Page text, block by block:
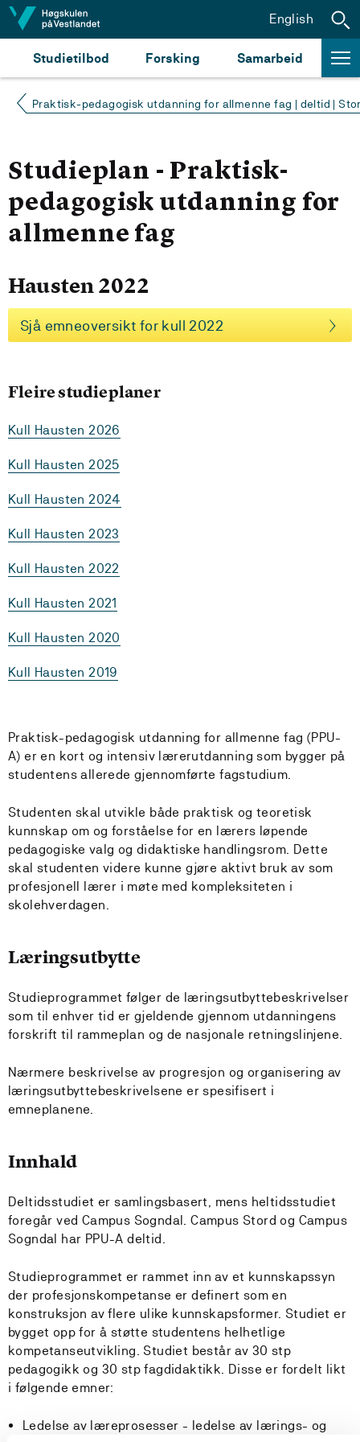
Hopp til innhald
Studietilbod Forsking Samarbeid
English
Praktisk-pedagogisk utdanning for allmenne fag | deltid |
Studieplan - Praktisk-
pedagogisk utdanning for
allmenne fag
Hausten 2022
Sjå emneoversikt for kull 2022
Fleire studieplaner
Kull Hausten 2026
Kull Hausten 2025
Kull Hausten 2024
Kull Hausten 2023
Kull Hausten 2022
Kull Hausten 2021
Kull Hausten 2020
Kull Hausten 2019
Praktisk-pedagogisk utdanning for allmenne fag (PPU-
A) er en kort og intensiv lærerutdanning som bygger på
studentens allerede gjennomførte fagstudium.
Studenten skal utvikle både praktisk og teoretisk
kunnskap om og forståelse for en lærers løpende
pedagogiske valg og didaktiske handlingsrom. Dette
skal studenten videre kunne gjøre aktivt bruk av som
profesjonell lærer i møte med kompleksiteten i
skolehverdagen.
Læringsutbytte
Studieprogrammet følger de læringsutbyttebeskrivelser
som til enhver tid er gjeldende gjennom utdanningens
forskrift til rammeplan og de nasjonale retningslinjene.
Nærmere beskrivelse av progresjon og organisering av
læringsutbyttebeskrivelsene er spesifisert i
emneplanene.
Innhald
Deltidsstudiet er samlingsbasert, mens heltidsstudiet
foregår ved Campus Sogndal. Campus Stord og Campus
Sogndal har PPU-A deltid.
Studieprogrammet er rammet inn av et kunnskapssyn
der profesjonskompetanse er definert som en
konstruksjon av flere ulike kunnskapsformer. Studiet er
bygget opp for å støtte studentens helhetlige
kompetanseutvikling. Studiet består av 30 stp
pedagogikk og 30 stp fagdidaktikk. Disse er fordelt likt
i følgende emner:
Ledelse av læreprosesser - ledelse av lærings- og